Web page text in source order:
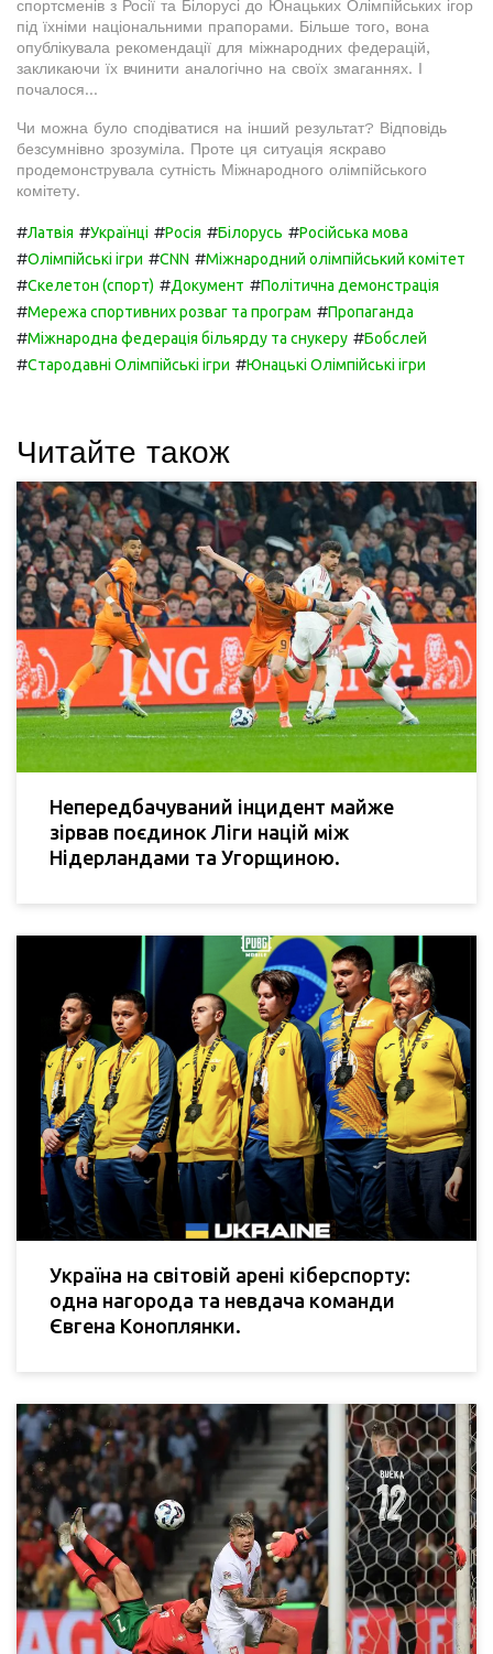
спортсменів з Росії та Білорусі до Юнацьких Олімпійських ігор
під їхніми національними прапорами. Більше того, вона
опублікувала рекомендації для міжнародних федерацій,
закликаючи їх вчинити аналогічно на своїх змаганнях. І
почалося...
Чи можна було сподіватися на інший результат? Відповідь
безсумнівно зрозуміла. Проте ця ситуація яскраво
продемонструвала сутність Міжнародного олімпійського
комітету.
#Латвія #Українці #Росія #Білорусь #Російська мова
#Олімпійські ігри #CNN #Міжнародний олімпійський комітет
#Скелетон (спорт) #Документ #Політична демонстрація
#Мережа спортивних розваг та програм #Пропаганда
#Міжнародна федерація більярду та снукеру #Бобслей
#Стародавні Олімпійські ігри #Юнацькі Олімпійські ігри
Читайте також
Непередбачуваний інцидент майже
зірвав поєдинок Ліги націй між
Нідерландами та Угорщиною.
Україна на світовій арені кіберспорту:
одна нагорода та невдача команди
Євгена Коноплянки.